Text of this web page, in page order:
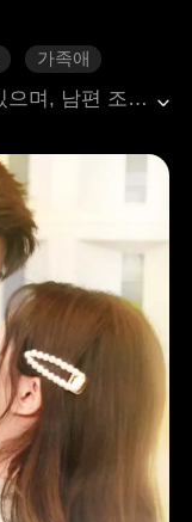
가족애
하서정은 회사의 임원으로 일하고 있으며, 남편 조위명은 경제적으로 그녀에게 의존하고 있다. 결혼 8주년 기념일에 하서정은 남편이 보모 손계방과 바람을 피우고 있다는 사실을 알게 된다. 더 심각한 것은 조위명이 몰래 손계방에게 집까지 마련해 주었다는 것이다. 그의 어머니는 이러한 행동을 눈감아줄 뿐만 아니라, 친손녀에게도 학대를 가한다. 가족의 진짜 모습을 깨달은 하서정은 그들에게 대가를 치르게 하기로 결심한다.